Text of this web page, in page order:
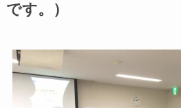
です。）